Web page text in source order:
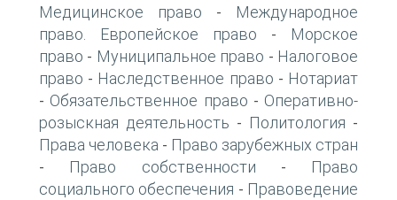
Медицинское право -
Международное
право. Европейское право -
Морское
право - Муниципальное право - Налоговое
право - Наследственное право - Нотариат
- Обязательственное право - Оперативно-
розыскная деятельность - Политология -
Права человека - Право зарубежных стран
- Право собственности -
Право
социального обеспечения - Правоведение